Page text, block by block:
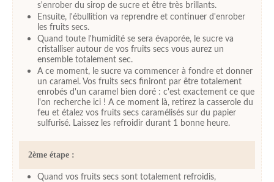
s'enrober du sirop de sucre et être très brillants.
Ensuite, l'ébullition va reprendre et continuer d'enrober
les fruits secs.
Quand toute l'humidité se sera évaporée, le sucre va
cristalliser autour de vos fruits secs vous aurez un
ensemble totalement sec.
A ce moment, le sucre va commencer à fondre et donner
un caramel. Vos fruits secs finiront par être totalement
enrobés d'un caramel bien doré : c'est exactement ce que
l'on recherche ici ! A ce moment là, retirez la casserole du
feu et étalez vos fruits secs caramélisés sur du papier
sulfurisé. Laissez les refroidir durant 1 bonne heure.
2ème étape :
Quand vos fruits secs sont totalement refroidis,